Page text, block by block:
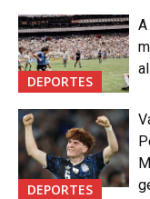
DEPORTES
DEPORTES